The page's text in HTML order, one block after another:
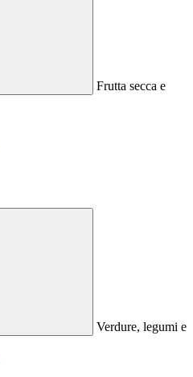
Frutta secca e
Verdure, legumi e